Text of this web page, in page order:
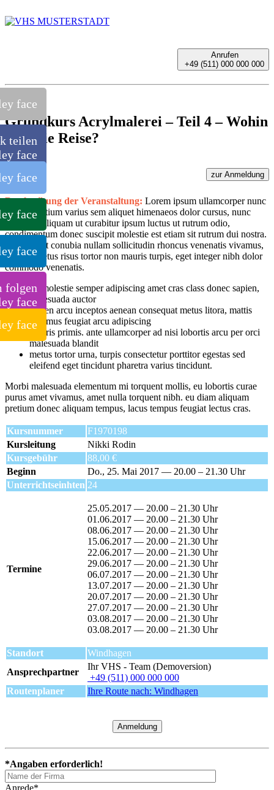
Anrufen
+49 (511) 000 000 000
Grundkurs Acrylmalerei – Teil 4 – Wohin
geht die Reise?
zur Anmeldung
teilen
folgen
Beschreibung der Veranstaltung: Lorem ipsum ullamcorper nunc
rutrum pretium varius sem aliquet himenaeos dolor cursus, nunc
habitasse aliquam ut curabitur ipsum luctus ut rutrum odio,
condimentum donec suscipit molestie est etiam sit rutrum dui nostra.
sem aliquet conubia nullam sollicitudin rhoncus venenatis vivamus,
rhoncus netus risus tortor non mauris turpis, eget integer nibh dolor
commodo venenatis.
Ut molestie semper adipiscing amet cras class donec sapien,
malesuada auctor
sapien arcu inceptos aenean consequat metus litora, mattis
vivamus feugiat arcu adipiscing
mauris primis. ante ullamcorper ad nisi lobortis arcu per orci
malesuada blandit
metus tortor urna, turpis consectetur porttitor egestas sed
eleifend eget tincidunt pharetra varius tincidunt.
Morbi malesuada elementum mi torquent mollis, eu lobortis curae
purus amet vivamus, amet nulla torquent nibh. eu diam aliquam
pretium donec aliquam tempus, lacus tempus feugiat lectus cras.
Kursnummer
F1970198
Kursleitung
Nikki Rodin
Kursgebühr
88,00 €
Beginn
Do., 25. Mai 2017 — 20.00 – 21.30 Uhr
Unterrichtseinhten 24
Termine
25.05.2017 — 20.00 – 21.30 Uhr
01.06.2017 — 20.00 – 21.30 Uhr
08.06.2017 — 20.00 – 21.30 Uhr
15.06.2017 — 20.00 – 21.30 Uhr
22.06.2017 — 20.00 – 21.30 Uhr
29.06.2017 — 20.00 – 21.30 Uhr
06.07.2017 — 20.00 – 21.30 Uhr
13.07.2017 — 20.00 – 21.30 Uhr
20.07.2017 — 20.00 – 21.30 Uhr
27.07.2017 — 20.00 – 21.30 Uhr
03.08.2017 — 20.00 – 21.30 Uhr
03.08.2017 — 20.00 – 21.30 Uhr
Standort
Windhagen
Ansprechpartner
Ihr VHS - Team (Demoversion)
+49 (511) 000 000 000
Routenplaner
Ihre Route nach: Windhagen
Anmeldung
*Angaben erforderlich!
Anrede*